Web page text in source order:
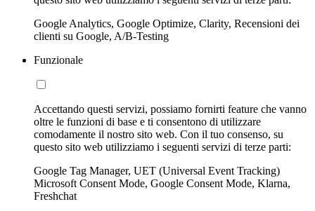
Google Analytics, Google Optimize, Clarity, Recensioni dei
clienti su Google, A/B-Testing
Funzionale
Accettando questi servizi, possiamo fornirti feature che vanno
oltre le funzioni di base e ti consentono di utilizzare
comodamente il nostro sito web. Con il tuo consenso, su
questo sito web utilizziamo i seguenti servizi di terze parti:
Google Tag Manager, UET (Universal Event Tracking)
Microsoft Consent Mode, Google Consent Mode, Klarna,
Freshchat